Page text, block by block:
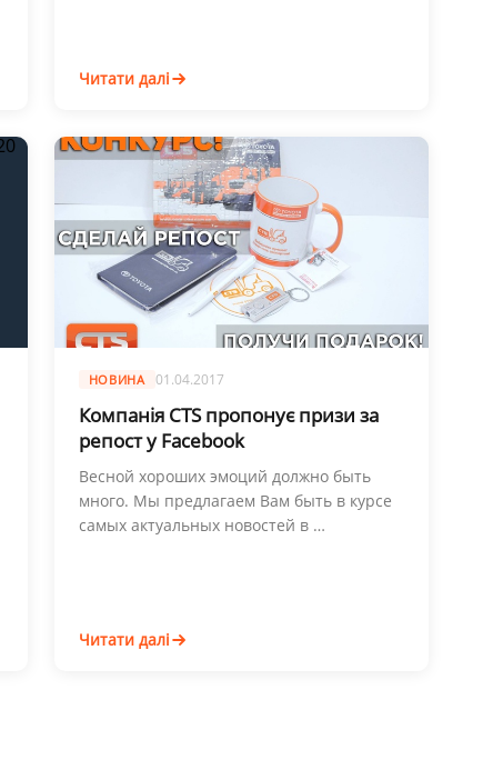
Читати далі
НОВИНА 01.04.2017
Компанія CTS пропонує призи за
репост у Facebook
Весной хороших эмоций должно быть
много. Мы предлагаем Вам быть в курсе
самых актуальных новостей в …
Читати далі